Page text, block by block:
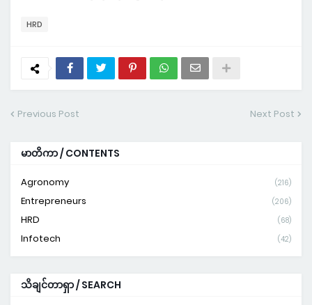
HRD
Previous Post Next Post
မာတိကာ / CONTENTS
Agronomy (216)
Entrepreneurs (206)
HRD (68)
Infotech (42)
သိချင်တာရှာ / SEARCH